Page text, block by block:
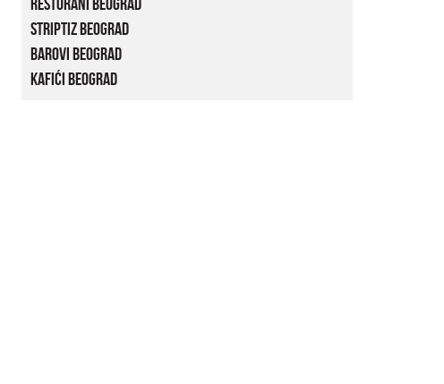
Striptiz Beograd
Barovi Beograd
Kafići Beograd